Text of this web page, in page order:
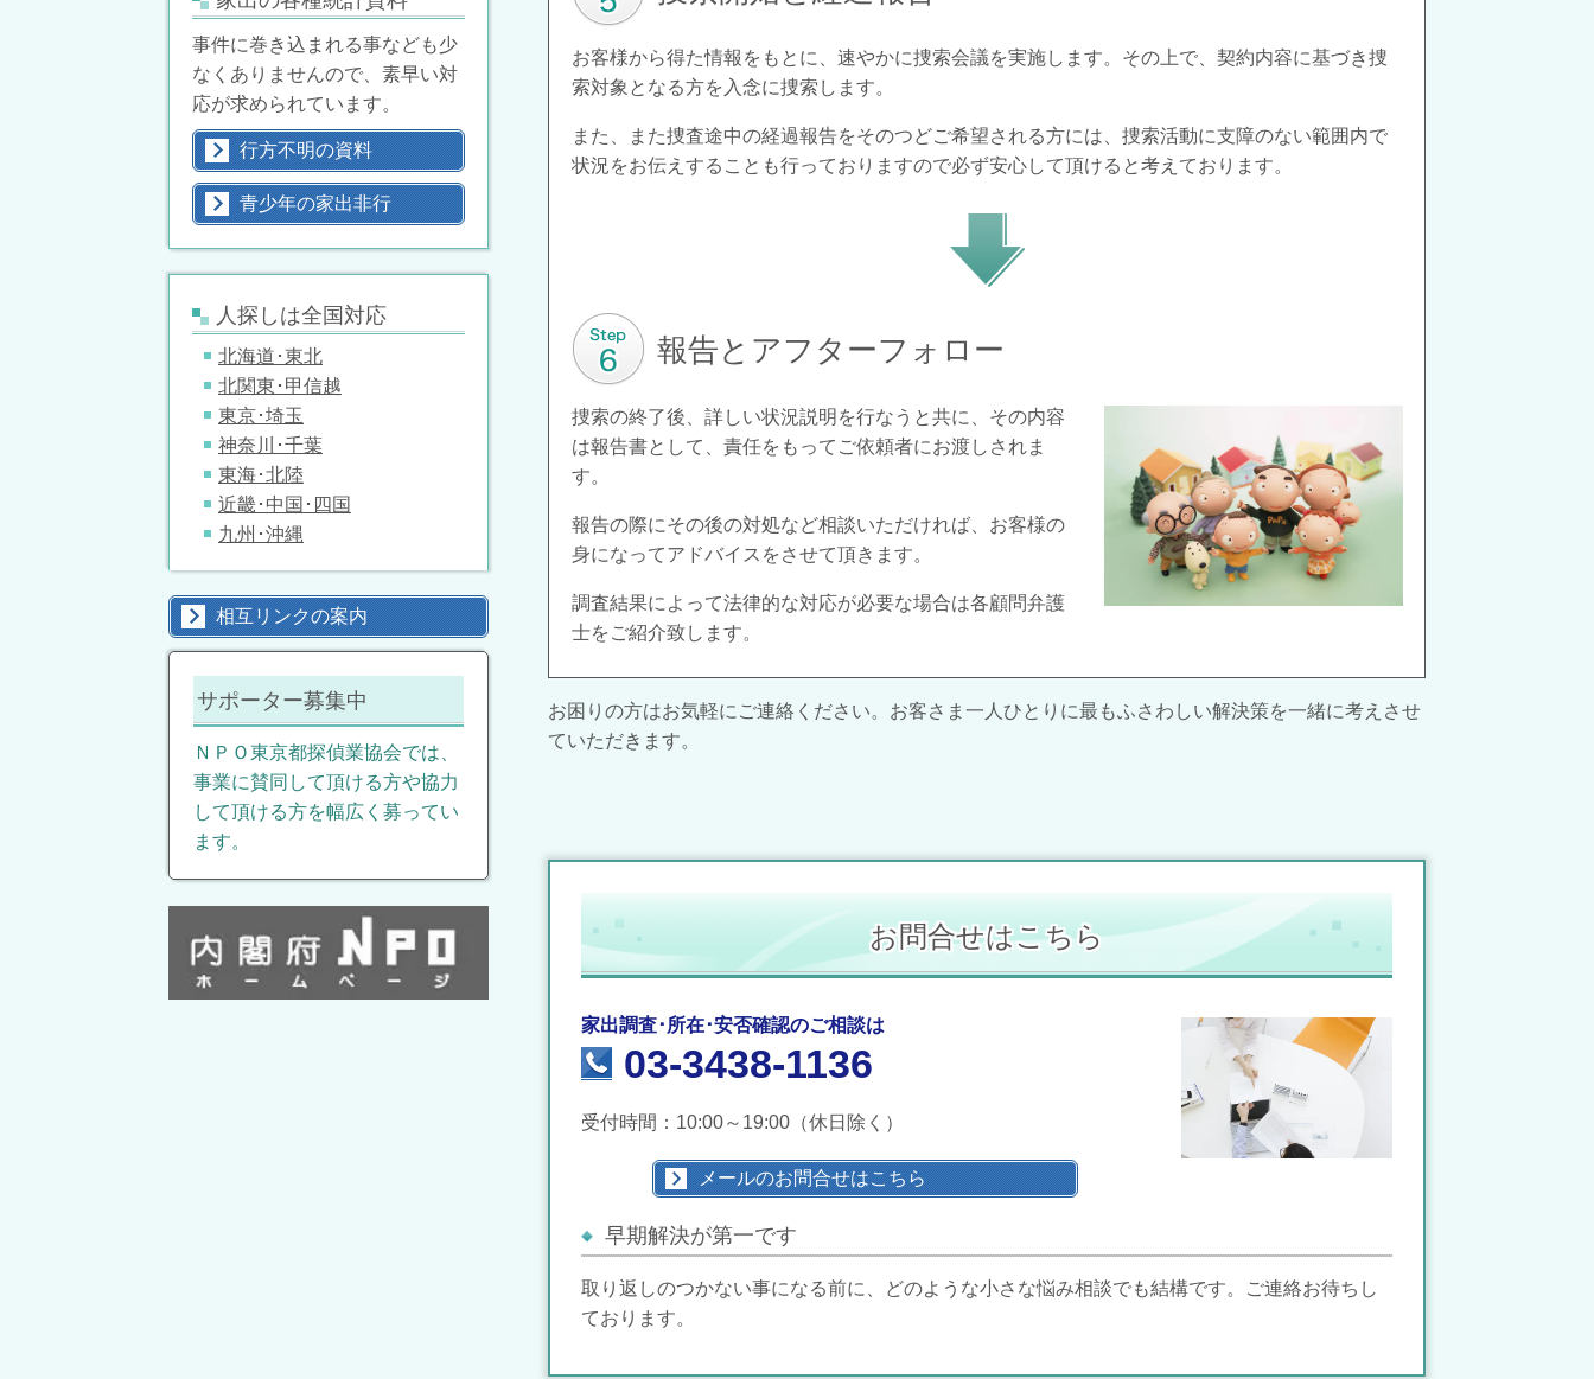
お客様から得た情報をもとに、速やかに捜索会議を実施します。その上で、契約内容に基づき捜
索対象となる方を入念に捜索します。
また、また捜査途中の経過報告をそのつどご希望される方には、捜索活動に支障のない範囲内で
状況をお伝えすることも行っておりますので必ず安心して頂けると考えております。
報告とアフターフォロー
捜索の終了後、詳しい状況説明を行なうと共に、その内容
は報告書として、責任をもってご依頼者にお渡しされま
す。
報告の際にその後の対処など相談いただければ、お客様の
身になってアドバイスをさせて頂きます。
調査結果によって法律的な対応が必要な場合は各顧問弁護
士をご紹介致します。
お困りの方はお気軽にご連絡ください。お客さま一人ひとりに最もふさわしい解決策を一緒に考えさせ
ていただきます。
お問合せはこちら
家出調査･所在･安否確認のご相談は
03-3438-1136
受付時間：10:00～19:00（休日除く）
メールのお問合せはこちら
早期解決が第一です
取り返しのつかない事になる前に、どのような小さな悩み相談でも結構です。ご連絡お待ちし
ております。
事件に巻き込まれる事なども少
なくありませんので、素早い対
応が求められています。
行方不明の資料
青少年の家出非行
人探しは全国対応
北海道･東北
北関東･甲信越
東京･埼玉
神奈川･千葉
東海･北陸
近畿･中国･四国
九州･沖縄
相互リンクの案内
サポーター募集中
ＮＰＯ東京都探偵業協会では、
事業に賛同して頂ける方や協力
して頂ける方を幅広く募ってい
ます。